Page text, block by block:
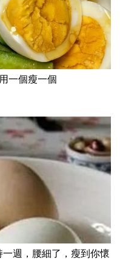
一個瘦一個
週，腰細了，瘦到你懷